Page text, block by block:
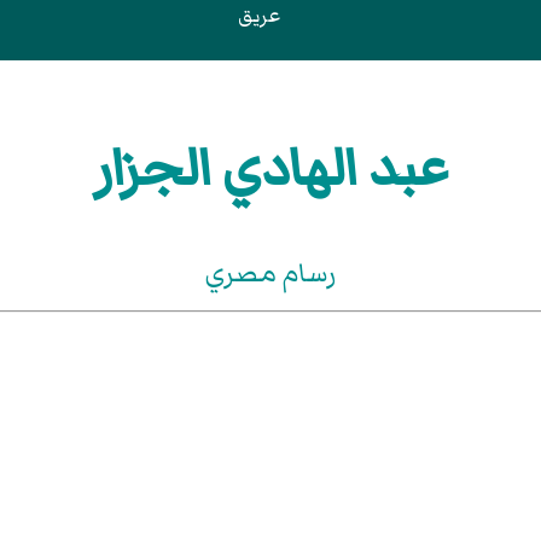
عريق
عبد الهادي الجزار
رسام مصري